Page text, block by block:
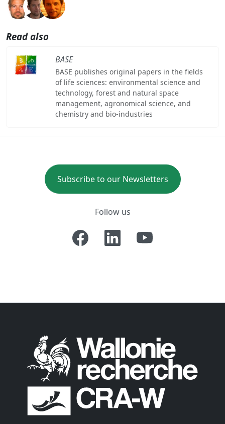
Read also
BASE
BASE publishes original papers in the fields
of life sciences: environmental science and
technology, forest and natural space
management, agronomical science, and
chemistry and bio-industries
Subscribe to our Newsletters
Follow us